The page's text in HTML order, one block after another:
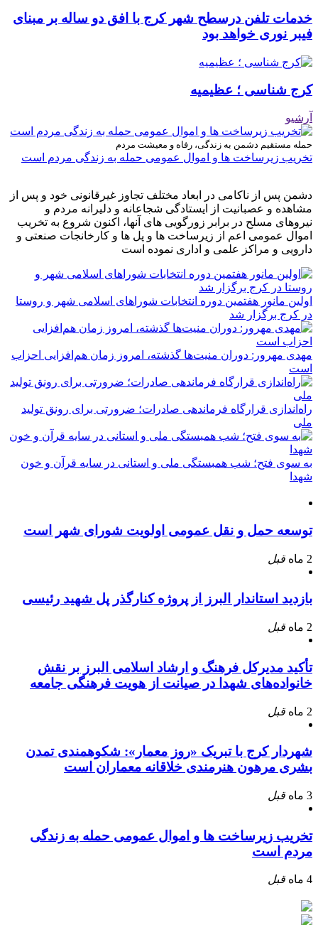
خدمات تلفن درسطح شهر کرج با افق دو ساله بر مبنای
فیبر نوری خواهد بود
کرج شناسی ؛ عظیمیه
آرشیو
حمله مستقیم دشمن به زندگی، رفاه و معیشت مردم
تخریب زیرساخت ها و اموال عمومی حمله به زندگی مردم است
دشمن پس از ناکامی در ابعاد مختلف تجاوز غیرقانونی خود و پس از
مشاهده و عصبانیت از ایستادگی شجاعانه و دلیرانه مردم و
نیروهای مسلح در برابر زورگویی های آنها، اکنون شروع به تخریب
اموال عمومی اعم از زیرساخت ها و پل ها و کارخانجات صنعتی و
دارویی و مراکز علمی و اداری نموده است
اولین مانور هفتمین دوره انتخابات شوراهای اسلامی شهر و روستا
در کرج برگزار شد
مهدی مهرور: دوران منیت‌ها گذشته، امروز زمان هم‌افزایی احزاب
است
راه‌اندازی قرارگاه فرماندهی صادرات؛ ضرورتی برای رونق تولید
ملی
به سوی فتح؛ شب همبستگی ملی و استانی در سایه قرآن و خون
شهدا
توسعه حمل و نقل عمومی اولویت شورای شهر است
2 ماه قبل
بازدید استاندار البرز از پروژه کنارگذر پل شهید رئیسی
2 ماه قبل
تأکید مدیرکل فرهنگ و ارشاد اسلامی البرز بر نقش
خانواده‌های شهدا در صیانت از هویت فرهنگی جامعه
2 ماه قبل
شهردار کرج با تبریک «روز معمار»: شکوهمندی تمدن
بشری مرهون هنرمندی خلاقانه معماران است
3 ماه قبل
تخریب زیرساخت ها و اموال عمومی حمله به زندگی
مردم است
4 ماه قبل